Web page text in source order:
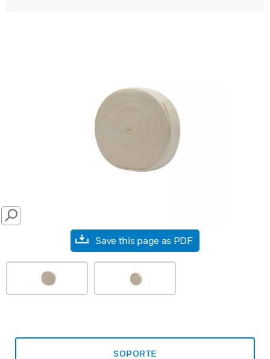
SEARCH
Save this page as PDF
SOPORTE